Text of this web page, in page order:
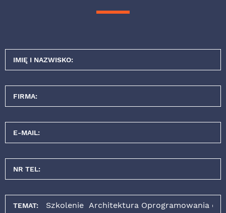
IMIĘ I NAZWISKO:
FIRMA:
E-MAIL:
NR TEL:
TEMAT: